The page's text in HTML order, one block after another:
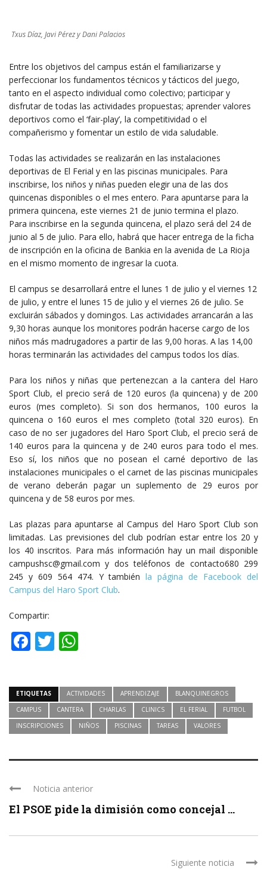
Txus Díaz, Javi Pérez y Dani Palacios
Entre los objetivos del campus están el familiarizarse y
perfeccionar los fundamentos técnicos y tácticos del juego,
tanto en el aspecto individual como colectivo; participar y
disfrutar de todas las actividades propuestas; aprender valores
deportivos como el ‘fair-play’, la competitividad o el
compañerismo y fomentar un estilo de vida saludable.
Todas las actividades se realizarán en las instalaciones
deportivas de El Ferial y en las piscinas municipales. Para
inscribirse, los niños y niñas pueden elegir una de las dos
quincenas disponibles o el mes entero. Para apuntarse para la
primera quincena, este viernes 21 de junio termina el plazo.
Para inscribirse en la segunda quincena, el plazo será del 24 de
junio al 5 de julio. Para ello, habrá que hacer entrega de la ficha
de inscripción en la oficina de Bankia en la avenida de La Rioja
en el mismo momento de ingresar la cuota.
El campus se desarrollará entre el lunes 1 de julio y el viernes 12
de julio, y entre el lunes 15 de julio y el viernes 26 de julio. Se
excluirán sábados y domingos. Las actividades arrancarán a las
9,30 horas aunque los monitores podrán hacerse cargo de los
niños más madrugadores a partir de las 9,00 horas. A las 14,00
horas terminarán las actividades del campus todos los días.
Para los niños y niñas que pertenezcan a la cantera del Haro
Sport Club, el precio será de 120 euros (la quincena) y de 200
euros (mes completo). Si son dos hermanos, 100 euros la
quincena o 160 euros el mes completo (total 320 euros). En
caso de no ser jugadores del Haro Sport Club, el precio será de
140 euros para la quincena y de 240 euros para todo el mes.
Eso sí, los niños que no posean el carné deportivo de las
instalaciones municipales o el carnet de las piscinas municipales
de verano deberán pagar un suplemento de 29 euros por
quincena y de 58 euros por mes.
Las plazas para apuntarse al Campus del Haro Sport Club son
limitadas. Las previsiones del club podrían estar entre los 20 y
los 40 inscritos. Para más información hay un mail disponible
campushsc@gmail.com y dos teléfonos de contacto680 299
245 y 609 564 474. Y tambiénla página de Facebook del
Campus del Haro Sport Club.
Compartir:
Facebook
Twitter
ETIQUETAS ACTIVIDADES APRENDIZAJE
BLANQUINEGROS
CAMPUS
CANTERA CHARLAS CLINICS EL FERIAL
FUTBOL
INSCRIPCIONES
NIÑOS PISCINAS TAREAS VALORES
Noticia anterior
El PSOE pide la dimisión como concejal ...
Siguiente noticia